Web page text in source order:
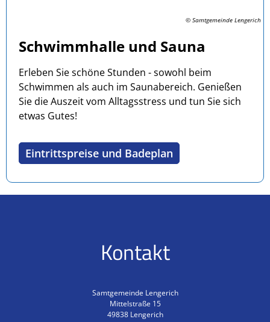
© Samtgemeinde Lengerich
Schwimmhalle und Sauna
Erleben Sie schöne Stunden - sowohl beim
Schwimmen als auch im Saunabereich. Genießen
Sie die Auszeit vom Alltagsstress und tun Sie sich
etwas Gutes!
Eintrittspreise und Badeplan
Kontakt
Samtgemeinde Lengerich
Mittelstraße 15
49838 Lengerich